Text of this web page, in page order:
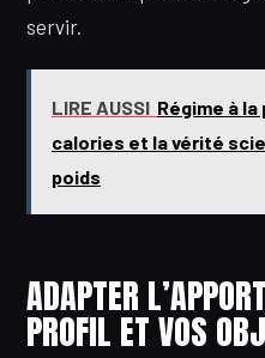
servir.
LIRE AUSSI Régime à
calories et la vérité
poids
ADAPTER
PROFIL ET VOS